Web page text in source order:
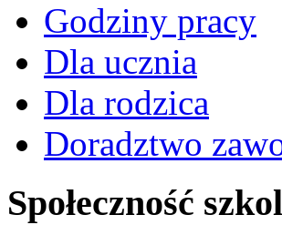
Godziny pracy
Dla ucznia
Dla rodzica
Doradztwo
Społeczność